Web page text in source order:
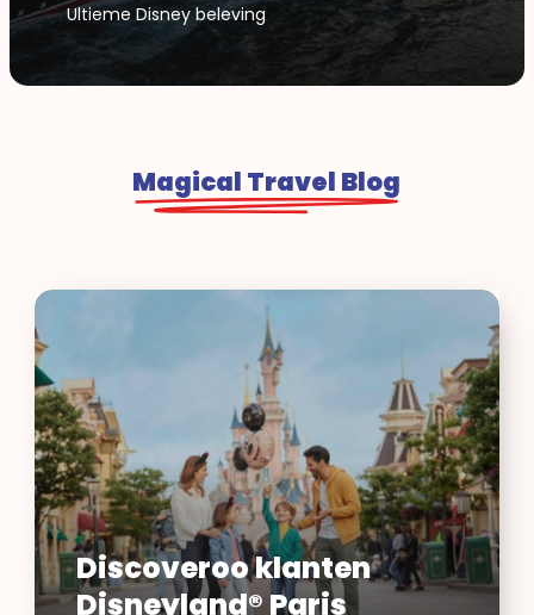
Ultieme Disney beleving
Magical Travel Blog
Discoveroo
klanten
Disneyland®
Paris
Discoveroo klanten
Disneyland® Paris